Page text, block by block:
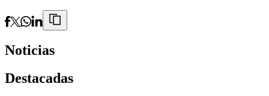
Noticias
Destacadas